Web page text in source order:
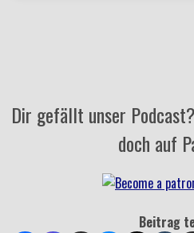
Dir gefällt unser
doch auf
Beitrag